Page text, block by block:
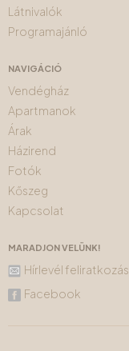
Látnivalók
Programajánló
NAVIGÁCIÓ
Vendégház
Apartmanok
Árak
Házirend
Fotók
Kőszeg
Kapcsolat
MARADJON VELÜNK!
Hírlevél feliratkozás
Facebook